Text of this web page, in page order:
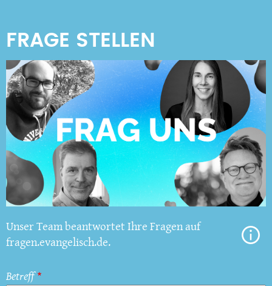
Unser Team beantwortet Ihre Fragen auf
fragen.evangelisch.de.
Betreff